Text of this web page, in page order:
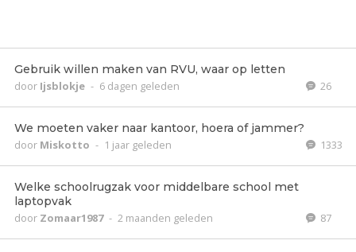
Gebruik willen maken van RVU, waar op letten
door Ijsblokje - 6 dagen geleden 26
We moeten vaker naar kantoor, hoera of jammer?
door Miskotto - 1 jaar geleden 1333
Welke schoolrugzak voor middelbare school met
laptopvak
door Zomaar1987 - 2 maanden geleden 87